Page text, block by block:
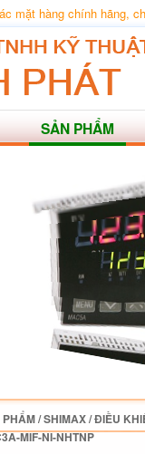
mặt hàng chính hãng,
SẢN PHẨM
/SHIMAX/ĐIỀU
MIF-NI-NHTNP